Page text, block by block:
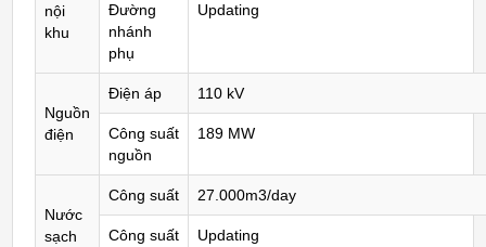
nội
khu
Đường
nhánh
phụ
Updating
Nguồn
điện
Điện áp 110 kV
Công suất
nguồn
189 MW
Nước
sạch
Công suất 27.000m3/day
Công suất
Updating